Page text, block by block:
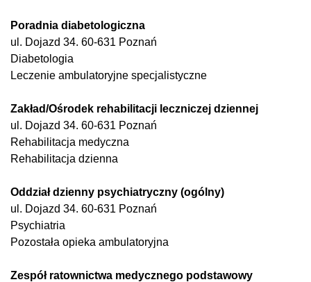
Poradnia diabetologiczna
ul. Dojazd 34. 60-631 Poznań
Diabetologia
Leczenie ambulatoryjne specjalistyczne
Zakład/Ośrodek rehabilitacji leczniczej dziennej
ul. Dojazd 34. 60-631 Poznań
Rehabilitacja medyczna
Rehabilitacja dzienna
Oddział dzienny psychiatryczny (ogólny)
ul. Dojazd 34. 60-631 Poznań
Psychiatria
Pozostała opieka ambulatoryjna
Zespół ratownictwa medycznego podstawowy